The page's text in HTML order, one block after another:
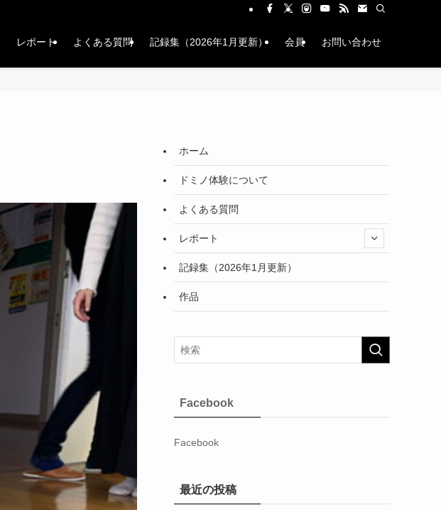
レポート よくある質問 記録集（2026年1月更新） 会員 お問い合わせ
ホーム
ドミノ体験について
よくある質問
レポート
記録集（2026年1月更新）
作品
Facebook
Facebook
最近の投稿